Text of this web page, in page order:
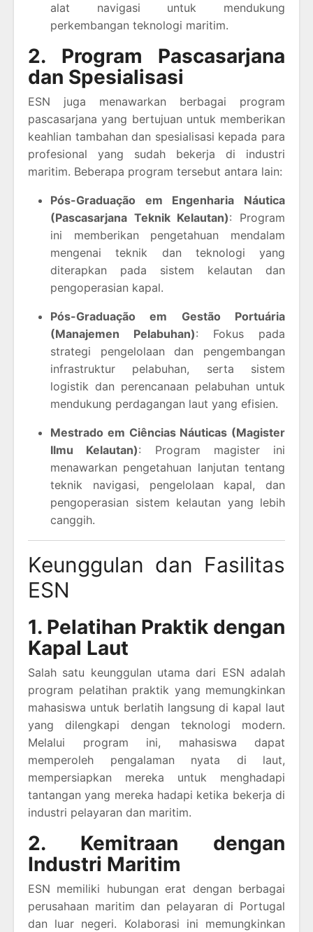
alat navigasi untuk mendukung
perkembangan teknologi maritim.
2. Program Pascasarjana
dan Spesialisasi
ESN juga menawarkan berbagai program
pascasarjana yang bertujuan untuk memberikan
keahlian tambahan dan spesialisasi kepada para
profesional yang sudah bekerja di industri
maritim. Beberapa program tersebut antara lain:
Pós-Graduação em Engenharia Náutica
(Pascasarjana Teknik Kelautan): Program
ini memberikan pengetahuan mendalam
mengenai teknik dan teknologi yang
diterapkan pada sistem kelautan dan
pengoperasian kapal.
Pós-Graduação em Gestão Portuária
(Manajemen Pelabuhan): Fokus pada
strategi pengelolaan dan pengembangan
infrastruktur pelabuhan, serta sistem
logistik dan perencanaan pelabuhan untuk
mendukung perdagangan laut yang efisien.
Mestrado em Ciências Náuticas (Magister
Ilmu Kelautan): Program magister ini
menawarkan pengetahuan lanjutan tentang
teknik navigasi, pengelolaan kapal, dan
pengoperasian sistem kelautan yang lebih
canggih.
Keunggulan dan Fasilitas
ESN
1. Pelatihan Praktik dengan
Kapal Laut
Salah satu keunggulan utama dari ESN adalah
program pelatihan praktik yang memungkinkan
mahasiswa untuk berlatih langsung di kapal laut
yang dilengkapi dengan teknologi modern.
Melalui program ini, mahasiswa dapat
memperoleh pengalaman nyata di laut,
mempersiapkan mereka untuk menghadapi
tantangan yang mereka hadapi ketika bekerja di
industri pelayaran dan maritim.
2. Kemitraan dengan
Industri Maritim
ESN memiliki hubungan erat dengan berbagai
perusahaan maritim dan pelayaran di Portugal
dan luar negeri. Kolaborasi ini memungkinkan